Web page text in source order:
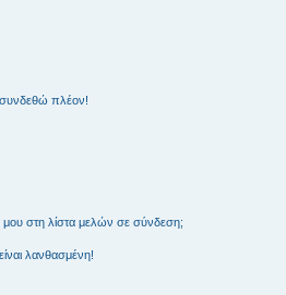
πλέον!
στη λίστα μελών σε σύνδεση;
λανθασμένη!